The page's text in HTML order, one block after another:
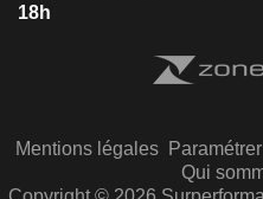
18h
Mentions légales
Qui